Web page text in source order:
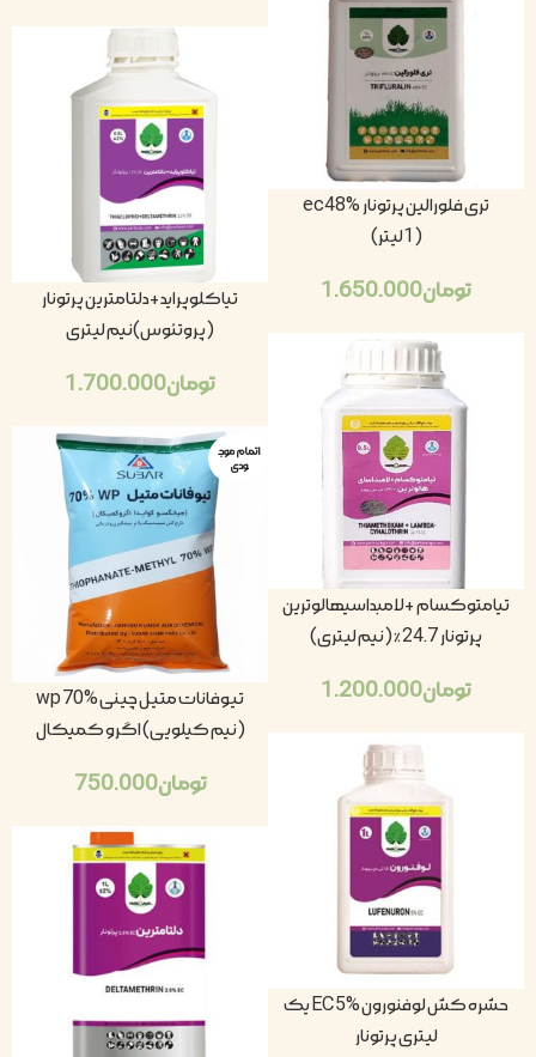
تری فلورالین پرتونار ec48%
(1لیتر)
تومان1.650.000
تیاکلوپراید+دلتامترین پرتونار
(پروتئوس)نیم لیتری
تومان1.700.000
تیامتوکسام +لامبداسیهالوترین
پرتونار 24.7٪ (نیم لیتری)
تومان1.200.000
اتمام موج
ودی
تیوفانات متیل چینی wp 70%
(نیم کیلویی) اگرو کمیکال
تومان750.000
حشره کش لوفنورون EC 5% یک
لیتری پرتونار